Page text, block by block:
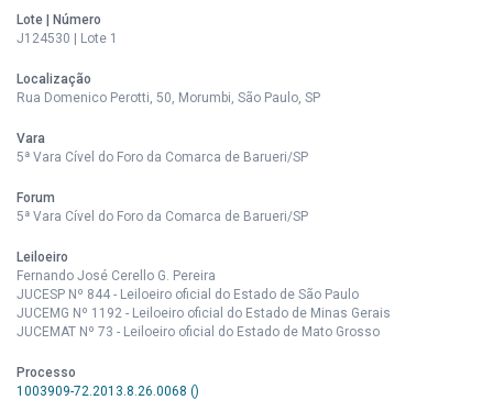
Lote | Número
J124530 | Lote 1
Localização
Rua Domenico Perotti, 50, Morumbi, São Paulo, SP
Vara
5ª Vara Cível do Foro da Comarca de Barueri/SP
Forum
5ª Vara Cível do Foro da Comarca de Barueri/SP
Leiloeiro
Fernando José Cerello G. Pereira
JUCESP Nº 844 - Leiloeiro oficial do Estado de São Paulo
JUCEMG Nº 1192 - Leiloeiro oficial do Estado de Minas Gerais
JUCEMAT Nº 73 - Leiloeiro oficial do Estado de Mato Grosso
Processo
1003909-72.2013.8.26.0068 ()